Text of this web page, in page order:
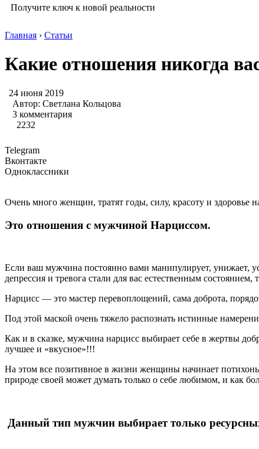
Получите ключ к новой реальности
Главная › Статьи
Какие отношения никогда
24 июня 2019
Автор: Светлана Кольцова
3 комментария
2232
Telegram
Вконтакте
Одноклассники
Очень много женщин, тратят годы, силу, красоту и здоровье
Это отношения с мужчиной Нарциссом.
Если ваш мужчина постоянно вами манипулирует, унижает,
депрессия и тревога стали для вас естественным состоянием,
Нарцисс — это мастер перевоплощений, сама доброта,
Под этой маской очень тяжело распознать истинные
Как и в сказке, мужчина нарцисс выбирает себе в жертвы
лучшее и «вкусное»!!!
На этом все позитивное в жизни женщины начинает
природе своей может думать только о себе любимом, и как
Данный тип мужчин выбирает только